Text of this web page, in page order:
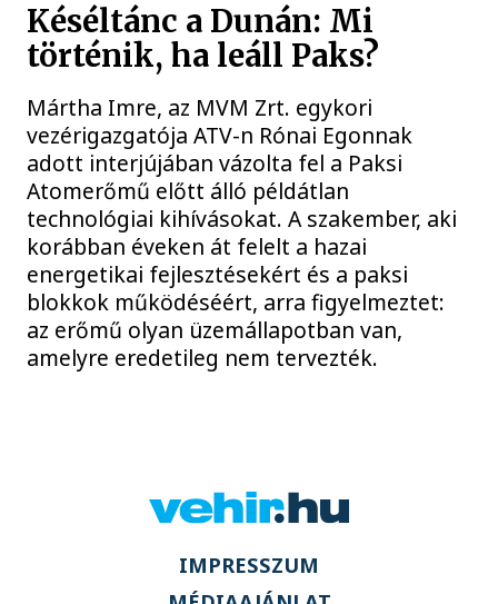
Késéltánc a Dunán: Mi
történik, ha leáll Paks?
Mártha Imre, az MVM Zrt. egykori
vezérigazgatója ATV-n Rónai Egonnak
adott interjújában vázolta fel a Paksi
Atomerőmű előtt álló példátlan
technológiai kihívásokat. A szakember, aki
korábban éveken át felelt a hazai
energetikai fejlesztésekért és a paksi
blokkok működéséért, arra figyelmeztet:
az erőmű olyan üzemállapotban van,
amelyre eredetileg nem tervezték.
IMPRESSZUM